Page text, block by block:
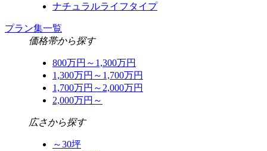
ナチュラルライフタイプ
プラン集一覧
価格帯から探す
800万円～1,300万円
1,300万円～1,700万円
1,700万円～2,000万円
2,000万円～
広さから探す
～30坪